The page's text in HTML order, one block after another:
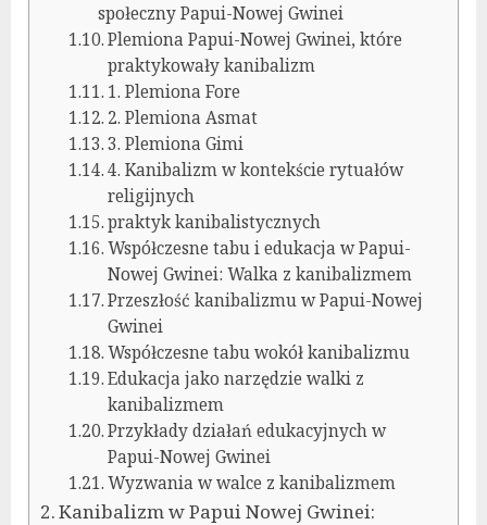
społeczny Papui-Nowej Gwinei
Plemiona Papui-Nowej Gwinei, które
praktykowały kanibalizm
1. Plemiona Fore
2. Plemiona Asmat
3. Plemiona Gimi
4. Kanibalizm w kontekście rytuałów
religijnych
praktyk kanibalistycznych
Współczesne tabu i edukacja w Papui-
Nowej Gwinei: Walka z kanibalizmem
Przeszłość kanibalizmu w Papui-Nowej
Gwinei
Współczesne tabu wokół kanibalizmu
Edukacja jako narzędzie walki z
kanibalizmem
Przykłady działań edukacyjnych w
Papui-Nowej Gwinei
Wyzwania w walce z kanibalizmem
Kanibalizm w Papui Nowej Gwinei: